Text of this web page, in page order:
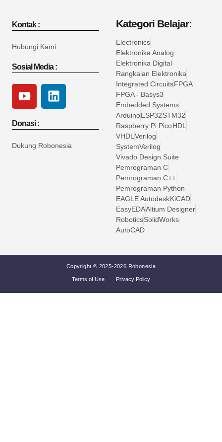
Kontak :
Hubungi Kami
Sosial Media :
Donasi :
Dukung Robonesia
Kategori Belajar:
Electronics
Elektronika Analog
Elektronika Digital
Rangkaian Elektronika
Integrated CircuitsFPGA
FPGA - Basys3
Embedded Systems
ArduinoESP32STM32
Raspberry Pi PicoHDL
VHDL Verilog
SystemVerilog
Vivado Design Suite
Pemrograman C
Pemrograman C++
Pemrograman Python
EAGLE AutodeskKiCAD
EasyEDAAltium Designer
RoboticsSolidWorks
AutoCAD
Copyright © 2025-2026 Robonesia
Terms of Use Privacy Policy